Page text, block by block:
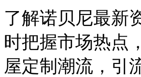
了解诺贝尼最新
时把握市场热点
屋定制潮流，引